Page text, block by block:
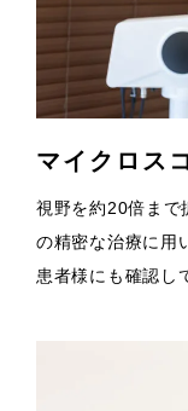
マイクロス
視野を約20倍まで
の精密な治療に用
患者様にも確認し